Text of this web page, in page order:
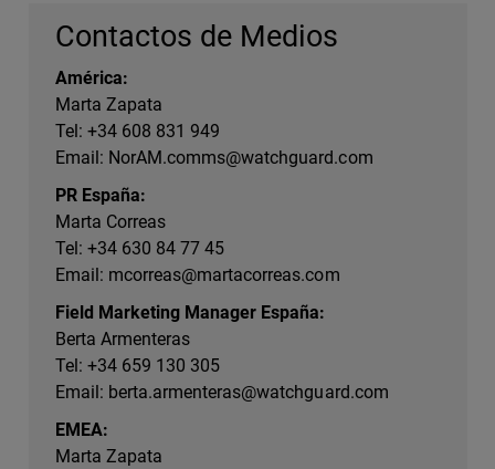
Contactos de Medios
América:
Marta Zapata
Tel: +34 608 831 949
Email: NorAM.comms@watchguard.com
PR España:
Marta Correas
Tel: +34 630 84 77 45
Email: mcorreas@martacorreas.com
Field Marketing Manager España:
Berta Armenteras
Tel: +34 659 130 305
Email: berta.armenteras@watchguard.com
EMEA:
Marta Zapata